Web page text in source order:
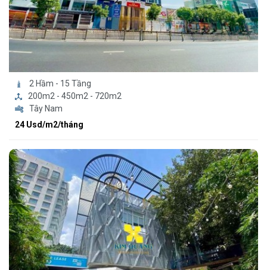
2 Hầm - 15 Tầng
200m2 - 450m2 - 720m2
Tây Nam
24 Usd/m2/tháng